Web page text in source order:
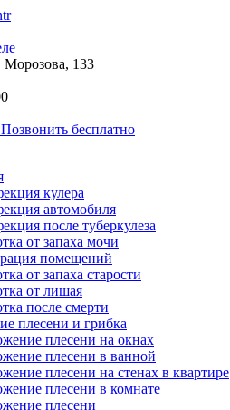
133
Позвонить бесплатно
кулера
автомобиля
после туберкулеза
от запаха мочи
помещений
от запаха старости
от лишая
после смерти
плесени и грибка
плесени на окнах
плесени в ванной
плесени на стенах в квартире
плесени в комнате
плесени